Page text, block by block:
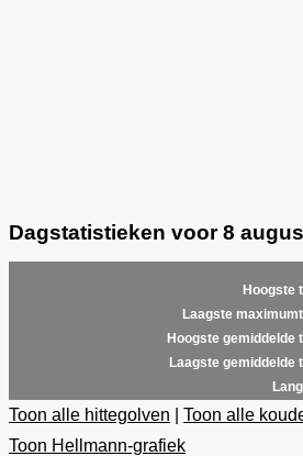
Dagstatistieken voor 8
Hoogste
Laagste
Hoogste gemiddelde
Laagste gemiddelde
Toon alle hittegolven
Toon alle
Toon Hellmann-grafiek